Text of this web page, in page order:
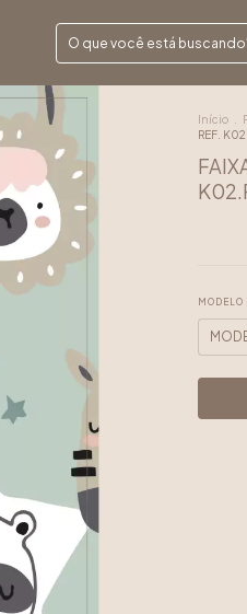
Início
REF.
MODELO